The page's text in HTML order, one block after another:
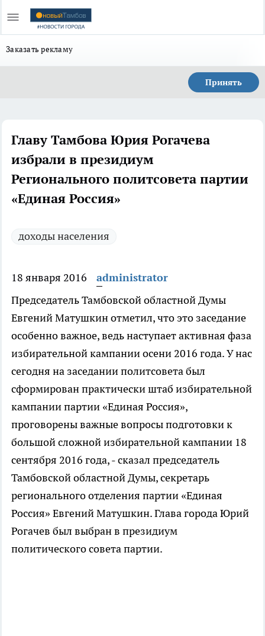
Заказать рекламу
Принять
Главу Тамбова Юрия Рогачева
избрали в президиум
Регионального политсовета партии
«Единая Россия»
доходы населения
18 января 2016
administrator
Председатель Тамбовской областной Думы
Евгений Матушкин отметил, что это заседание
особенно важное, ведь наступает активная фаза
избирательной кампании осени 2016 года. У нас
сегодня на заседании политсовета был
сформирован практически штаб избирательной
кампании партии «Единая Россия»,
проговорены важные вопросы подготовки к
большой сложной избирательной кампании 18
сентября 2016 года, - сказал председатель
Тамбовской областной Думы, секретарь
регионального отделения партии «Единая
Россия» Евгений Матушкин. Глава города Юрий
Рогачев был выбран в президиум
политического совета партии.